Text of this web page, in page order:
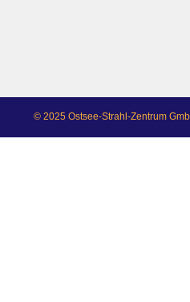
© 2025 Ostsee-Strahl-Zentrum